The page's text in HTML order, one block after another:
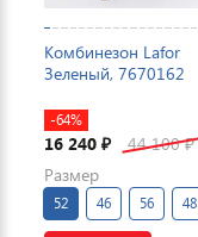
Комбинезон Lafor
Зеленый, 7670162
-64%
16 240 ₽ 44 100₽
Размер
52 46 56 48